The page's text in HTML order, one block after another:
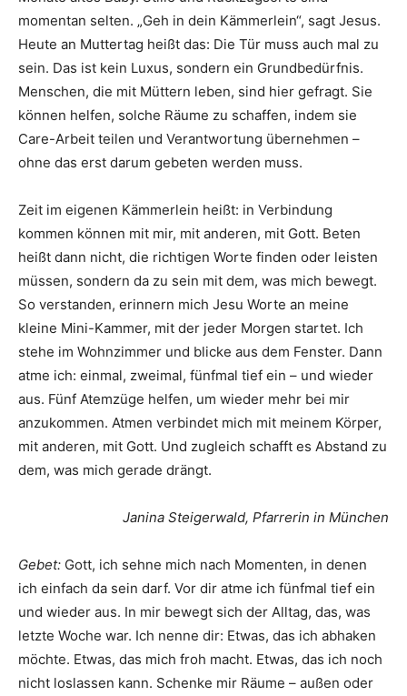
momentan selten. „Geh in dein Kämmerlein“, sagt Jesus.
Heute an Muttertag heißt das: Die Tür muss auch mal zu
sein. Das ist kein Luxus, sondern ein Grundbedürfnis.
Menschen, die mit Müttern leben, sind hier gefragt. Sie
können helfen, solche Räume zu schaffen, indem sie
Care-Arbeit teilen und Verantwortung übernehmen –
ohne das erst darum gebeten werden muss.
Zeit im eigenen Kämmerlein heißt: in Verbindung
kommen können mit mir, mit anderen, mit Gott. Beten
heißt dann nicht, die richtigen Worte finden oder leisten
müssen, sondern da zu sein mit dem, was mich bewegt.
So verstanden, erinnern mich Jesu Worte an meine
kleine Mini-Kammer, mit der jeder Morgen startet. Ich
stehe im Wohnzimmer und blicke aus dem Fenster. Dann
atme ich: einmal, zweimal, fünfmal tief ein – und wieder
aus. Fünf Atemzüge helfen, um wieder mehr bei mir
anzukommen. Atmen verbindet mich mit meinem Körper,
mit anderen, mit Gott. Und zugleich schafft es Abstand zu
dem, was mich gerade drängt.
Janina Steigerwald, Pfarrerin in München
Gebet: Gott, ich sehne mich nach Momenten, in denen
ich einfach da sein darf. Vor dir atme ich fünfmal tief ein
und wieder aus. In mir bewegt sich der Alltag, das, was
letzte Woche war. Ich nenne dir: Etwas, das ich abhaken
möchte. Etwas, das mich froh macht. Etwas, das ich noch
nicht loslassen kann. Schenke mir Räume – außen oder